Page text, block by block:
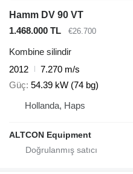
Hamm DV 90 VT
1.468.000 TL
€26.700
Kombine silindir
2012
7.270 m/s
Güç 54.39 kW (74 bg)
Hollanda, Haps
ALTCON Equipment